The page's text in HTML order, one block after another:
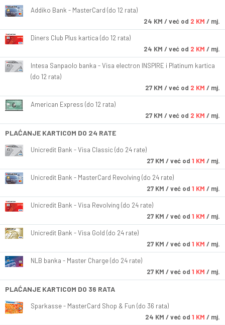
Addiko Bank - MasterCard (do 12 rata)
24 KM / već od 2 KM / mj.
Diners Club Plus kartica (do 12 rata)
24 KM / već od 2 KM / mj.
Intesa Sanpaolo banka - Visa electron INSPIRE i Platinum kartica
(do 12 rata)
27 KM / već od 2 KM / mj.
American Express (do 12 rata)
27 KM / već od 2 KM / mj.
PLAĆANJE KARTICOM DO 24 RATE
Unicredit Bank - Visa Classic (do 24 rate)
27 KM / već od 1 KM / mj.
Unicredit Bank - MasterCard Revolving (do 24 rate)
27 KM / već od 1 KM / mj.
Unicredit Bank - Visa Revolving (do 24 rate)
27 KM / već od 1 KM / mj.
Unicredit Bank - Visa Gold (do 24 rate)
27 KM / već od 1 KM / mj.
NLB banka - Master Charge (do 24 rate)
27 KM / već od 1 KM / mj.
PLAĆANJE KARTICOM DO 36 RATA
Sparkasse - MasterCard Shop & Fun (do 36 rata)
24 KM / već od 1 KM / mj.